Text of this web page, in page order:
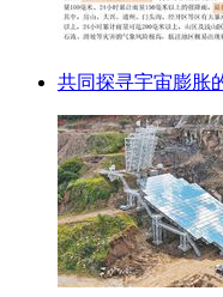
共同探寻宇宙膨胀